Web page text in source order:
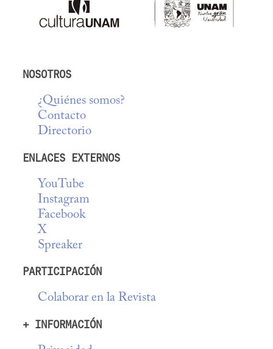
NOSOTROS
¿Quiénes somos?
Contacto
Directorio
ENLACES EXTERNOS
YouTube
Instagram
Facebook
X
Spreaker
PARTICIPACIÓN
Colaborar en la Revista
+ INFORMACIÓN